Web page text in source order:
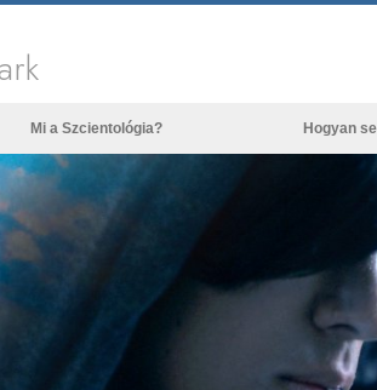
Mi a Szcientológia?
és gyakorlatok
hitvallásai és kódexei
mondanak a szcientológusok
meg egy szcientológust!
egy egyházban
Hogyan